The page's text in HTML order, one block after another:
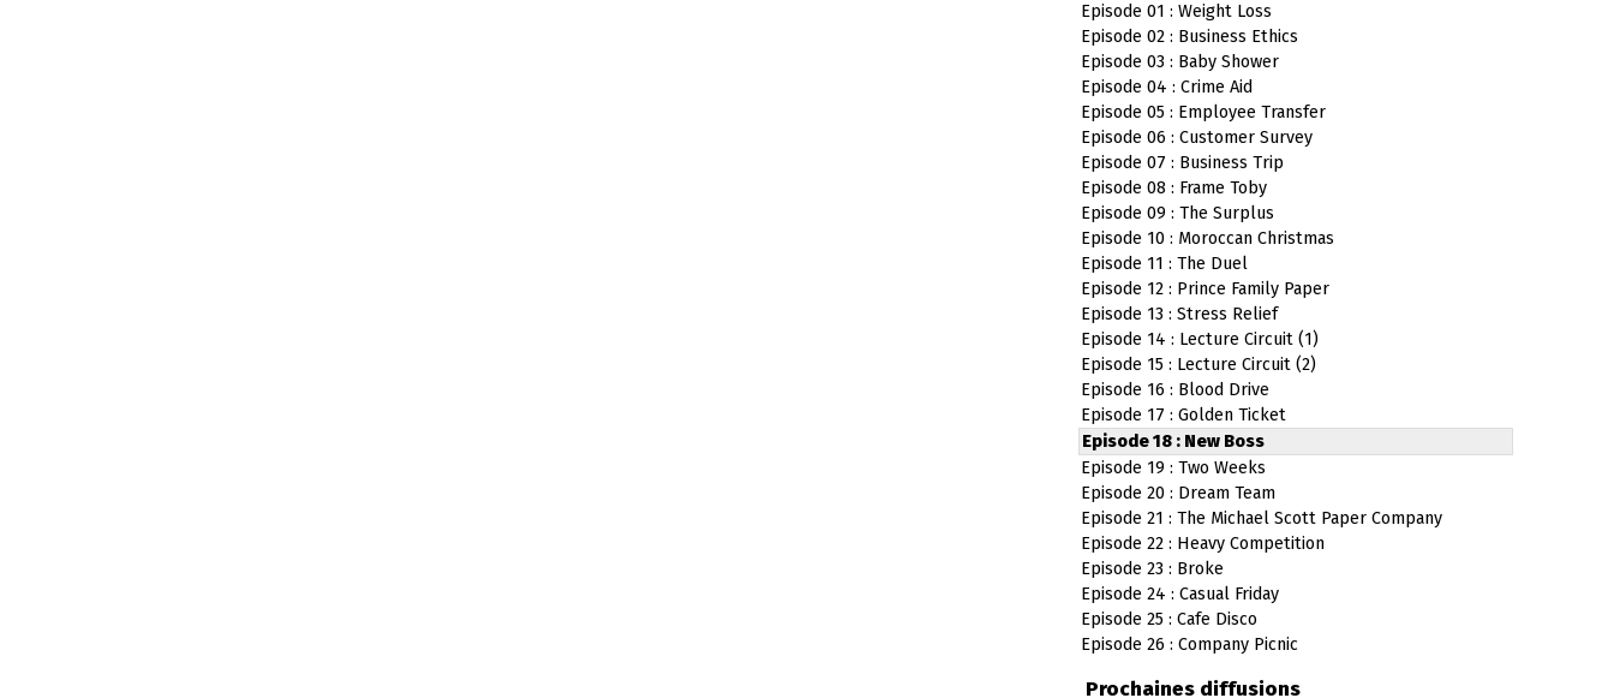
Episode 01 : Weight Loss
Episode 02 : Business Ethics
Episode 03 : Baby Shower
Episode 04 : Crime Aid
Episode 05 : Employee Transfer
Episode 06 : Customer Survey
Episode 07 : Business Trip
Episode 08 : Frame Toby
Episode 09 : The Surplus
Episode 10 : Moroccan Christmas
Episode 11 : The Duel
Episode 12 : Prince Family Paper
Episode 13 : Stress Relief
Episode 14 : Lecture Circuit (1)
Episode 15 : Lecture Circuit (2)
Episode 16 : Blood Drive
Episode 17 : Golden Ticket
Episode 18 : New Boss
Episode 19 : Two Weeks
Episode 20 : Dream Team
Episode 21 : The Michael Scott Paper Company
Episode 22 : Heavy Competition
Episode 23 : Broke
Episode 24 : Casual Friday
Episode 25 : Cafe Disco
Episode 26 : Company Picnic
Prochaines diffusions